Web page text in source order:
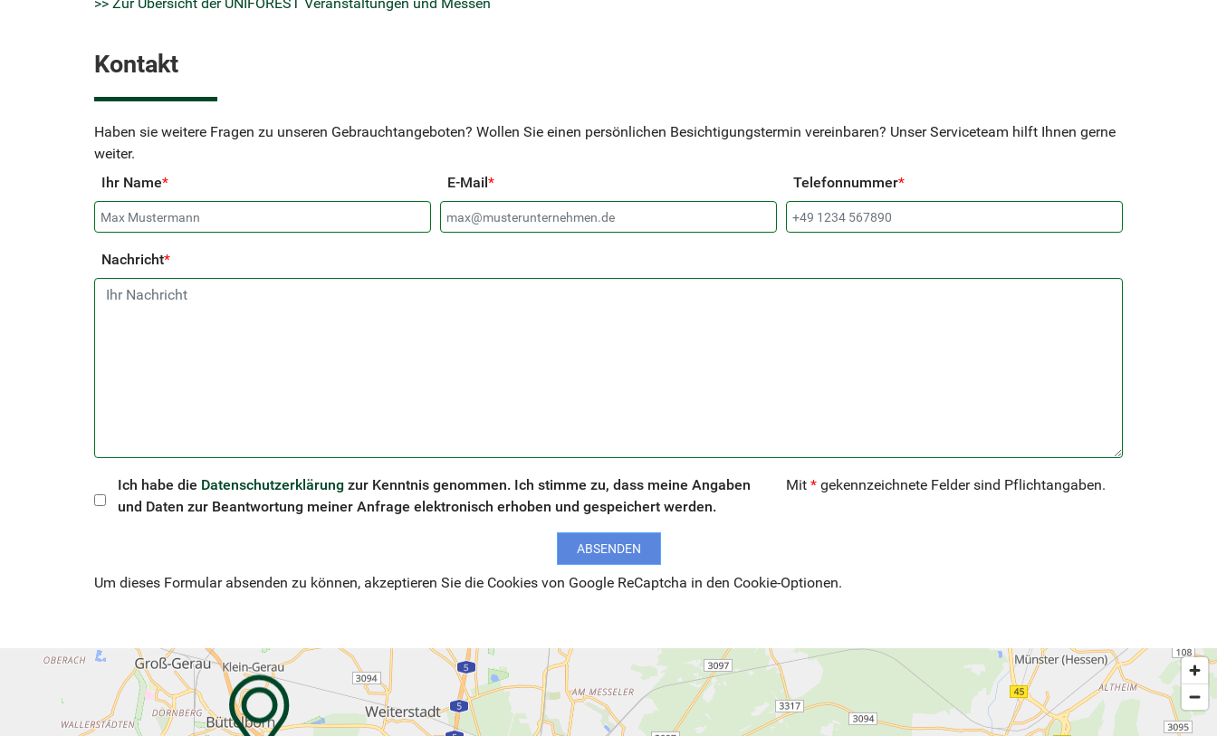
Kontakt
Haben sie weitere Fragen zu unseren Gebrauchtangeboten? Wollen Sie einen persönlichen Besichtigungstermin vereinbaren? Unser Serviceteam hilft Ihnen gerne
weiter.
Ihr Name* E-Mail* Telefonnummer*
Nachricht*
Ich habe die Datenschutzerklärung zur Kenntnis genommen. Ich stimme zu, dass meine Angaben
und Daten zur Beantwortung meiner Anfrage elektronisch erhoben und gespeichert werden.
Mit * gekennzeichnete Felder sind Pflichtangaben.
ABSENDEN
Um dieses Formular absenden zu können, akzeptieren Sie die Cookies von Google ReCaptcha in den Cookie-Optionen.